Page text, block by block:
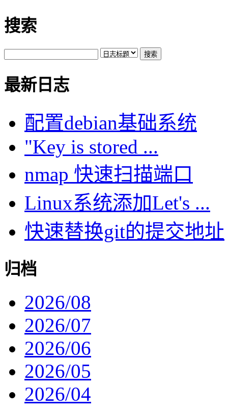
搜索
最新日志
配置debian基础系统
"Key is stored ...
nmap 快速扫描端口
Linux系统添加Let's ...
快速替换git的提交地址
归档
2026/08
2026/07
2026/06
2026/05
2026/04